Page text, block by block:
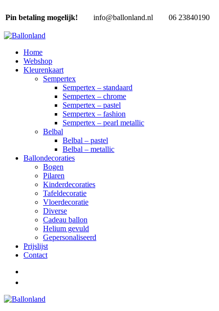
Pin betaling mogelijk! info@ballonland.nl 06 23840190
Home
Webshop
Kleurenkaart
Sempertex
Sempertex – standaard
Sempertex – chrome
Sempertex – pastel
Sempertex – fashion
Sempertex – pearl metallic
Belbal
Belbal – pastel
Belbal – metallic
Ballondecoraties
Bogen
Pilaren
Kinderdecoraties
Tafeldecoratie
Vloerdecoratie
Diverse
Cadeau ballon
Helium gevuld
Gepersonaliseerd
Prijslijst
Contact